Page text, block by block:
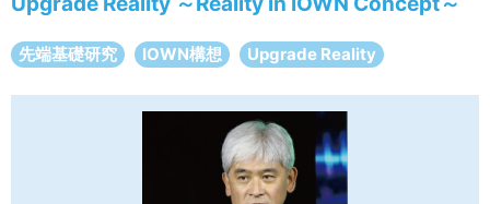
問い合わせ
サイトマップ
先端基礎研究 IOWN構想 Upgrade Reality